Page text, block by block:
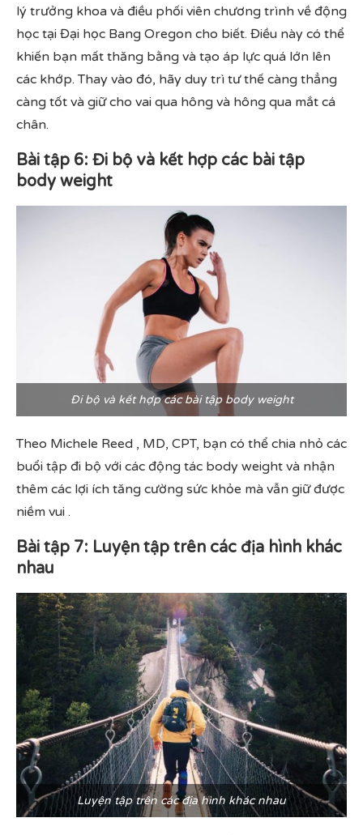
lý trưởng khoa và điều phối viên chương trình về động
học tại Đại học Bang Oregon cho biết. Điều này có thể
khiến bạn mất thăng bằng và tạo áp lực quá lớn lên
các khớp. Thay vào đó, hãy duy trì tư thế càng thẳng
càng tốt và giữ cho vai qua hông và hông qua mắt cá
chân.
Bài tập 6: Đi bộ và kết hợp các bài tập
body weight
Đi bộ và kết hợp các bài tập body weight
Theo Michele Reed , MD, CPT, bạn có thể chia nhỏ các
buổi tập đi bộ với các động tác body weight và nhận
thêm các lợi ích tăng cường sức khỏe mà vẫn giữ được
niềm vui .
Bài tập 7: Luyện tập trên các địa hình khác
nhau
Luyện tập trên các địa hình khác nhau